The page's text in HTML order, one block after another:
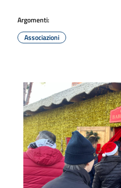
Argomenti:
Associazioni